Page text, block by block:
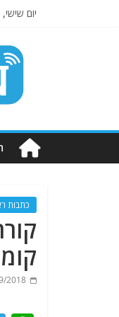
יום שישי, יוני
מודיעין
כתבות
2018